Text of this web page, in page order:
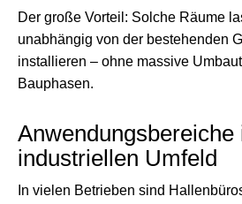
Der große Vorteil: Solche Räume
unabhängig von der bestehenden
installieren – ohne massive
Bauphasen.
Anwendungsbereiche
industriellen Umfeld
In vielen Betrieben sind